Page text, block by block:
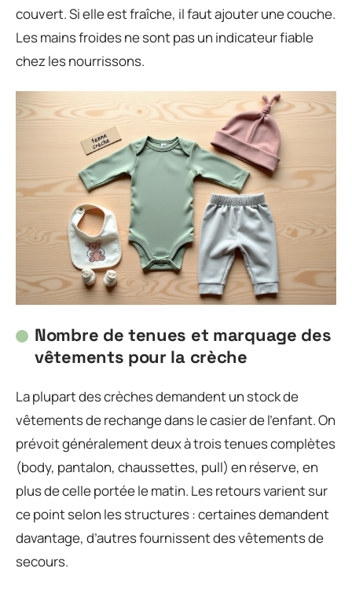
couvert. Si elle est fraîche, il faut ajouter une couche.
Les mains froides ne sont pas un indicateur fiable
chez les nourrissons.
Nombre de tenues et marquage des
vêtements pour la crèche
La plupart des crèches demandent un stock de
vêtements de rechange dans le casier de l’enfant. On
prévoit généralement deux à trois tenues complètes
(body, pantalon, chaussettes, pull) en réserve, en
plus de celle portée le matin. Les retours varient sur
ce point selon les structures : certaines demandent
davantage, d’autres fournissent des vêtements de
secours.